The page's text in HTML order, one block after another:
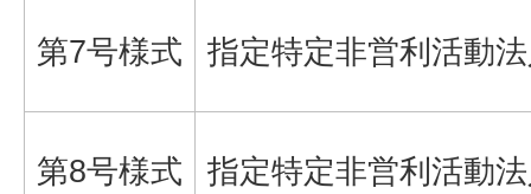
第7号様式 指定特定非営利活動
第8号様式 指定特定非営利活動